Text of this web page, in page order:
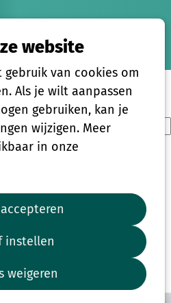
website
gebruik van cookies om
Als je wilt aanpassen
gebruiken, kan je
wijzigen. Meer
in onze
instellen
weigeren
3 4 ...